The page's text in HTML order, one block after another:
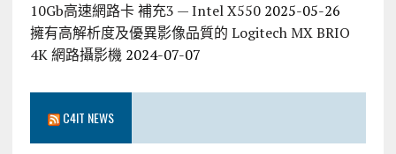
10Gb高速網路卡 補充3 — Intel X550 2025-05-26
擁有高解析度及優異影像品質的 Logitech MX BRIO
4K 網路攝影機 2024-07-07
C4IT NEWS